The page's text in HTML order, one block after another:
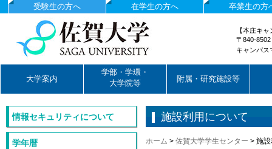
卒業生の方
在学生の方へ
受験生の方へ
国立大学法人佐賀大学
【本庄キ
〒840-
キャンパ
大学案内
学部・学環・
大学院等
附属・研究施設等
施設利用について
ホーム > 佐賀大学学生センター > 施
情報セキュリティについて
学年暦